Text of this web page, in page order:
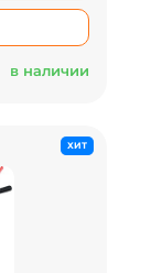
в наличии
ХИТ